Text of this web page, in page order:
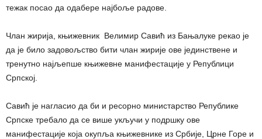
тежак посао да одабере најбоље радове.
Члан жирија, књижевник Велимир Савић из Бањалуке рекао је
да је било задовољство бити члан жирије ове јединствене и
тренутно најљепше књижевне манифестације у Републици
Српској.
Савић је нагласио да би и ресорно министарство Републике
Српске требало да се више укључи у подршку овe
манифестацијe која окупља књижевнике из Србије, Црне Горе и